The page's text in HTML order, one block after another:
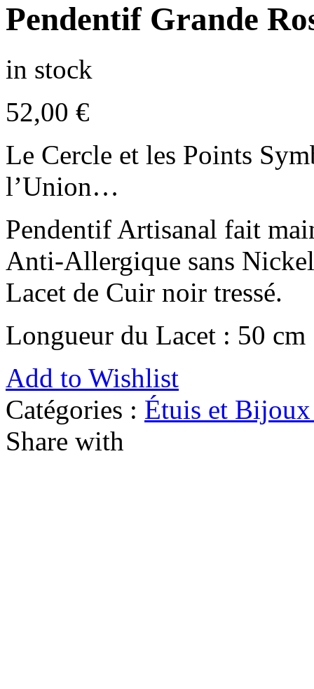
Pendentif Grande
in stock
52,00 €
Le Cercle et les Points
l’Union…
Pendentif Artisanal fait
Anti-Allergique sans
Lacet de Cuir noir tressé.
Longueur du Lacet : 50 cm
Add to Wishlist
Catégories : Étuis et
Share with